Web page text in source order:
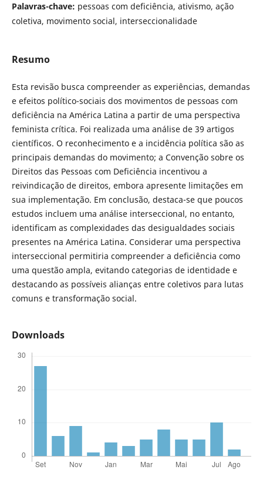
Palavras-chave: pessoas com deficiência, ativismo, ação
coletiva, movimento social, interseccionalidade
Resumo
Esta revisão busca compreender as experiências, demandas
e efeitos político-sociais dos movimentos de pessoas com
deficiência na América Latina a partir de uma perspectiva
feminista crítica. Foi realizada uma análise de 39 artigos
científicos. O reconhecimento e a incidência política são as
principais demandas do movimento; a Convenção sobre os
Direitos das Pessoas com Deficiência incentivou a
reivindicação de direitos, embora apresente limitações em
sua implementação. Em conclusão, destaca-se que poucos
estudos incluem uma análise interseccional, no entanto,
identificam as complexidades das desigualdades sociais
presentes na América Latina. Considerar uma perspectiva
interseccional permitiria compreender a deficiência como
uma questão ampla, evitando categorias de identidade e
destacando as possíveis alianças entre coletivos para lutas
comuns e transformação social.
Downloads